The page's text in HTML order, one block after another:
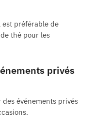
est préférable de
thé pour les
privés
événements privés